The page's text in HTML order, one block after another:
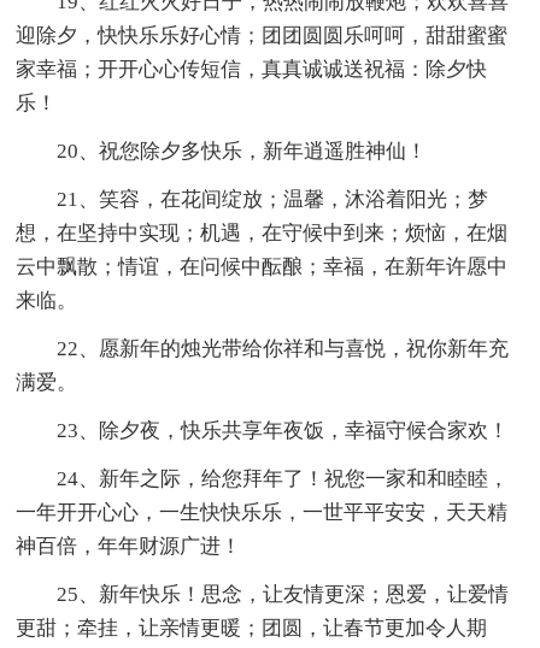
迎除夕，快快乐乐好心情；团团圆圆乐呵呵，甜甜蜜蜜
家幸福；开开心心传短信，真真诚诚送祝福：除夕快
乐！
20、祝您除夕多快乐，新年逍遥胜神仙！
21、笑容，在花间绽放；温馨，沐浴着阳光；梦
想，在坚持中实现；机遇，在守候中到来；烦恼，在烟
云中飘散；情谊，在问候中酝酿；幸福，在新年许愿中
来临。
22、愿新年的烛光带给你祥和与喜悦，祝你新年充
满爱。
23、除夕夜，快乐共享年夜饭，幸福守候合家欢！
24、新年之际，给您拜年了！祝您一家和和睦睦，
一年开开心心，一生快快乐乐，一世平平安安，天天精
神百倍，年年财源广进！
25、新年快乐！思念，让友情更深；恩爱，让爱情
更甜；牵挂，让亲情更暖；团圆，让春节更加令人期